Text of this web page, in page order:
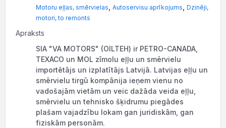
Motoru eļļas, smērvielas Autoservisu aprīkojums Dzinēji,
motori, to remonts
Apraksts
SIA "VA MOTORS" (OILTEH) ir PETRO-CANADA,
TEXACO un MOL zīmolu eļļu un smērvielu
importētājs un izplatītājs Latvijā. Latvijas eļļu un
smērvielu tirgū kompānija ieņem vienu no
vadošajām vietām un veic dažāda veida eļļu,
smērvielu un tehnisko šķidrumu piegādes
plašam vajadzību lokam gan juridiskām, gan
fiziskām personām.